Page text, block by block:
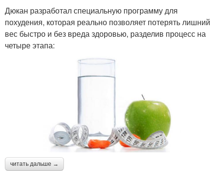
Дюкан разработал специальную программу для
похудения, которая реально позволяет потерять лишний
вес быстро и без вреда здоровью, разделив процесс на
четыре этапа:
читать дальше →